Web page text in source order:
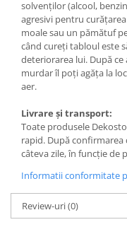
solvenților (alcool,
agresivi pentru
moale sau un pămătuf
când cureți tabloul este
deteriorarea lui. După
murdar îl poți agăța la
aer.
Livrare și transport:
Toate produsele
rapid. După
câteva zile, în funcție de
Informatii conformitate
Review-uri(0)